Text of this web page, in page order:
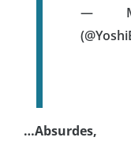
—
…Absurdes,